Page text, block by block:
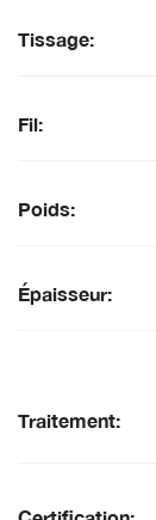
Tissage:
Fil:
Poids:
Épaisseur:
Traitement: